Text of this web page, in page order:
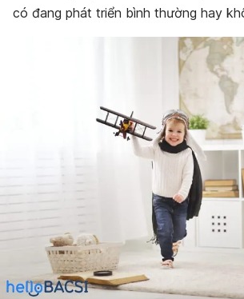
có đang phát triển bình thường hay